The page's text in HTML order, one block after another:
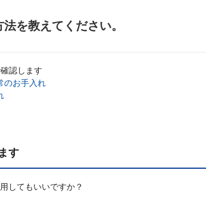
を教えてください。
認します
のお手入れ
す
してもいいですか？